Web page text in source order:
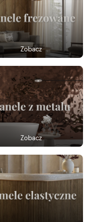
Zobacz
Zobacz